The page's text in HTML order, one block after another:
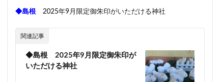
◆島根 2025年9月限定御朱印がいただける神社
関連記事
◆島根 2025年9月限定御朱印が
いただける神社